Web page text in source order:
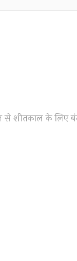
से शीतकाल के लिए